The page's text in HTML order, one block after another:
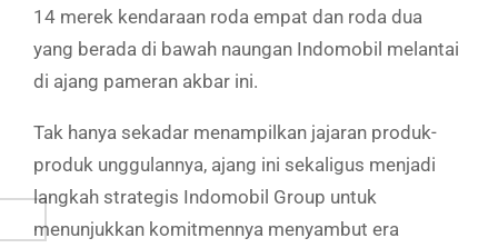
14 merek kendaraan roda empat dan roda dua
yang berada di bawah naungan Indomobil melantai
di ajang pameran akbar ini.
Tak hanya sekadar menampilkan jajaran produk-
produk unggulannya, ajang ini sekaligus menjadi
langkah strategis Indomobil Group untuk
menunjukkan komitmennya menyambut era